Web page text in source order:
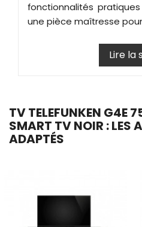
fonctionnalités
une pièce maîtresse
Lire la
TV TELEFUNKEN G4E
SMART TV NOIR : LES
ADAPTÉS